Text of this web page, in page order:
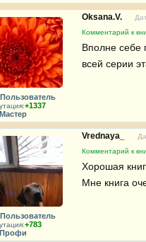
Пользователь
+1337
Мастер
Oksana.V.
Комментарий к
Вполне себе
всей серии
Пользователь
+783
Профи
Vrednaya_
Комментарий к
Хорошая
Мне книга